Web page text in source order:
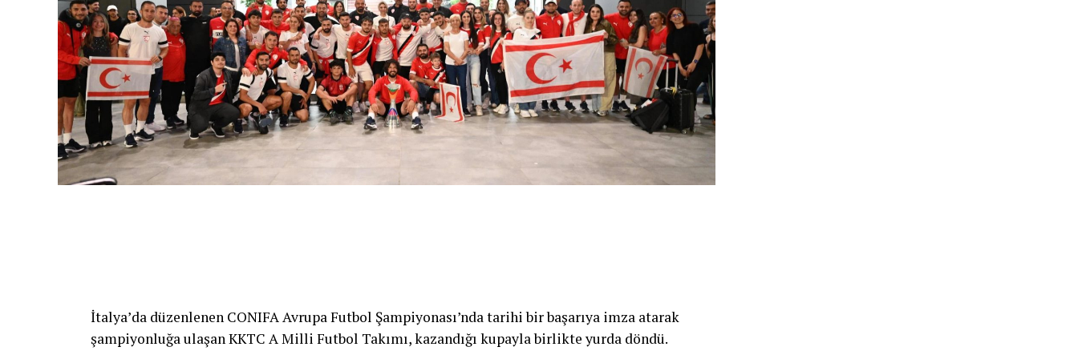
Mesleki Eğitim Merkezi projesine destek olmaya davet ediyoruz” dedi.
Birçok Meslek Dalında Eğitim Verilecek
Tamamlanmasının ardından ATATÜRK Mesleki Eğitim Merkezi’nde terzilik, ayakkabıcılık,
kaynakçılık, tesisatçılık, robotik kodlama, oto elektrik, oto kaporta, kuaförlük ve berberlik
gibi birçok alanda mesleki eğitim verilmesi planlanıyor. Merkezin, KKTC’nin mesleki eğitim
altyapısına önemli katkılar sağlaması ve gençlerin istihdam olanaklarını artırması
hedefleniyor.
İtalya’da düzenlenen CONIFA Avrupa Futbol Şampiyonası’nda tarihi bir başarıya imza atarak
şampiyonluğa ulaşan KKTC A Milli Futbol Takımı, kazandığı kupayla birlikte yurda döndü.